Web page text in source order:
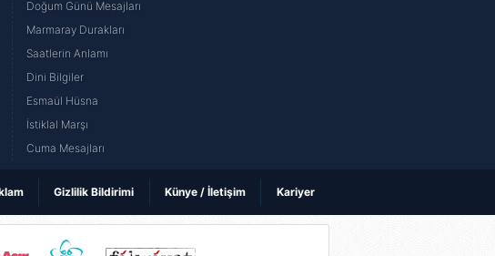
Doğum Günü Mesajları
Marmaray Durakları
Saatlerin Anlamı
Dini Bilgiler
Esmaül Hüsna
İstiklal Marşı
Cuma Mesajları
Gizlilik Bildirimi Künye / İletişim Kariyer